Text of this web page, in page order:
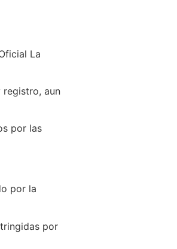
La
registro, aun
por las
por la
por